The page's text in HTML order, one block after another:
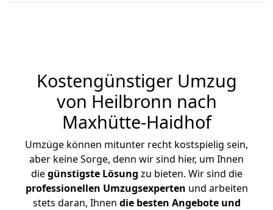
Kostengünstiger Umzug
von Heilbronn nach
Maxhütte-Haidhof
Umzüge können mitunter recht kostspielig sein,
aber keine Sorge, denn wir sind hier, um Ihnen
diegünstigste Lösung zu bieten. Wir sind die
professionellen Umzugsexperten und arbeiten
stets daran, Ihnen die besten Angebote und